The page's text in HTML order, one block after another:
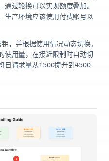
过轮换可以实现额度叠加。
生产环境应该使用付费账号以
，并根据使用情况动态切换。
使用量，在接近限制时自动切
日请求量从1500提升到4500-